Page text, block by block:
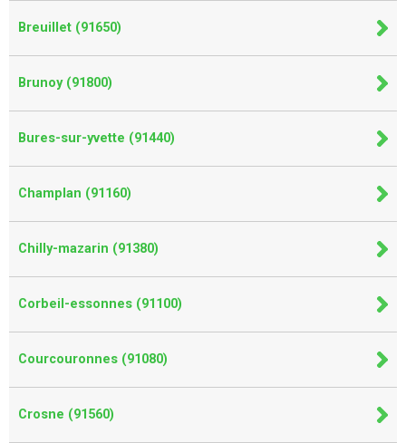
Breuillet (91650)
Brunoy (91800)
Bures-sur-yvette (91440)
Champlan (91160)
Chilly-mazarin (91380)
Corbeil-essonnes (91100)
Courcouronnes (91080)
Crosne (91560)